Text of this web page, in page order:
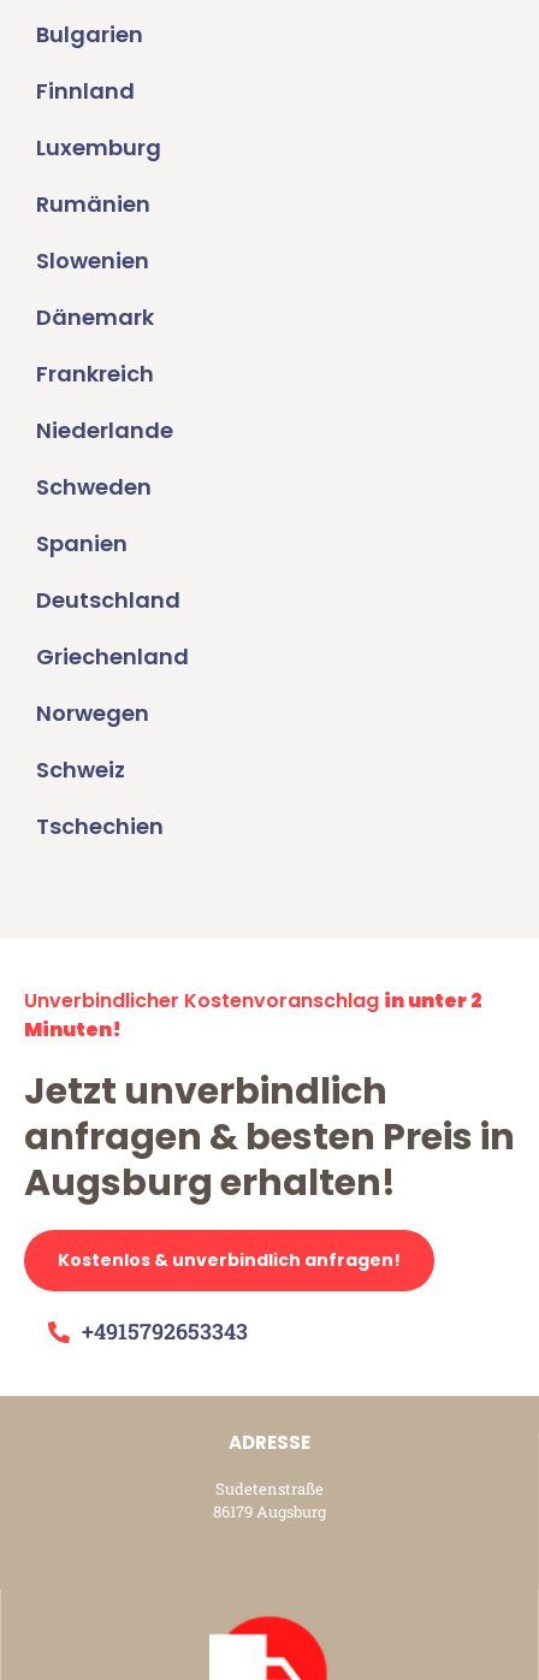
Bulgarien
Finnland
Luxemburg
Rumänien
Slowenien
Dänemark
Frankreich
Niederlande
Schweden
Spanien
Deutschland
Griechenland
Norwegen
Schweiz
Tschechien
Unverbindlicher Kostenvoranschlag in unter 2
Minuten!
Jetzt unverbindlich
anfragen & besten Preis in
Augsburg erhalten!
Kostenlos & unverbindlich anfragen!
+4915792653343
ADRESSE
Sudetenstraße
86179 Augsburg